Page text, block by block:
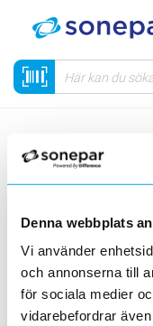
Denna webbplats
Vi använder
och annonserna till
för sociala medier
vidarebefordrar